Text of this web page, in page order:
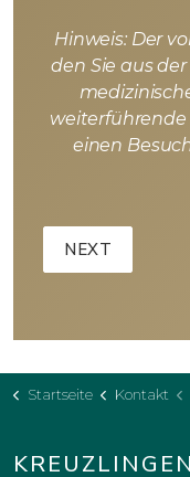
Hinweis: Der
den Sie aus
einen
Startseite Kontakt
KREUZLINGEN